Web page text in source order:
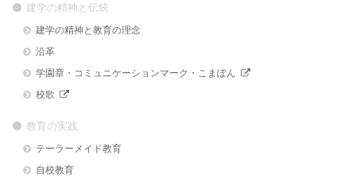
建学の精神と伝統
建学の精神と教育の理念
沿革
学園章・コミュニケーションマーク・こまぽん
校歌
教育の実践
テーラーメイド教育
自校教育